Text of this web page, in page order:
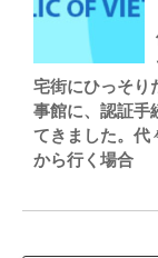
宅街にひっそり
事館に、認証手
てきました。代
から行く場合